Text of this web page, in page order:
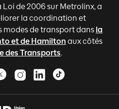
Loi de 2006 sur Metrolinx, a
la coordination et
modes de transport dans la
et de Hamilton aux côtés
des Transports.